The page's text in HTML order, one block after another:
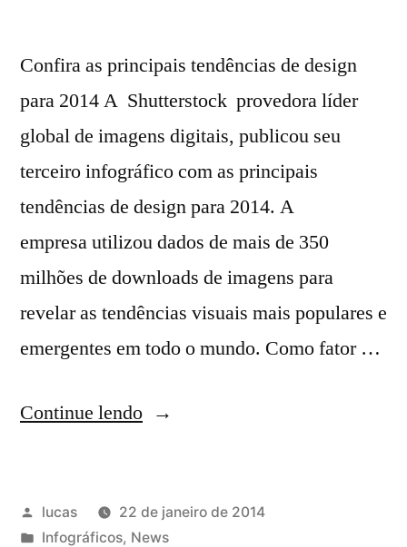
Confira as principais tendências de design
para 2014 A Shutterstock provedora líder
global de imagens digitais, publicou seu
terceiro infográfico com as principais
tendências de design para 2014. A
empresa utilizou dados de mais de 350
milhões de downloads de imagens para
revelar as tendências visuais mais populares e
emergentes em todo o mundo. Como fator …
Continue lendo
lucas
22 de janeiro de 2014
Infográficos, News